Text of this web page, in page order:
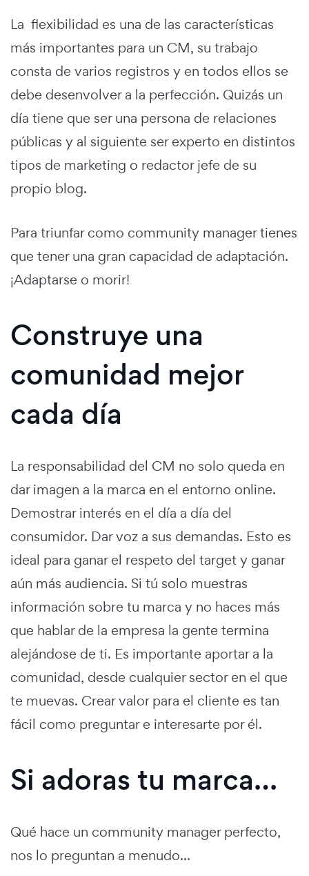
La flexibilidad es una de las características
más importantes para un CM, su trabajo
consta de varios registros y en todos ellos se
debe desenvolver a la perfección. Quizás un
día tiene que ser una persona de relaciones
públicas y al siguiente ser experto en distintos
tipos de marketing o redactor jefe de su
propio blog.
Para triunfar como community manager tienes
que tener una gran capacidad de adaptación.
¡Adaptarse o morir!
Construye una
comunidad mejor
cada día
La responsabilidad del CM no solo queda en
dar imagen a la marca en el entorno online.
Demostrar interés en el día a día del
consumidor. Dar voz a sus demandas. Esto es
ideal para ganar el respeto del target y ganar
aún más audiencia. Si tú solo muestras
información sobre tu marca y no haces más
que hablar de la empresa la gente termina
alejándose de ti. Es importante aportar a la
comunidad, desde cualquier sector en el que
te muevas. Crear valor para el cliente es tan
fácil como preguntar e interesarte por él.
Si adoras tu marca…
Qué hace un community manager perfecto,
nos lo preguntan a menudo...